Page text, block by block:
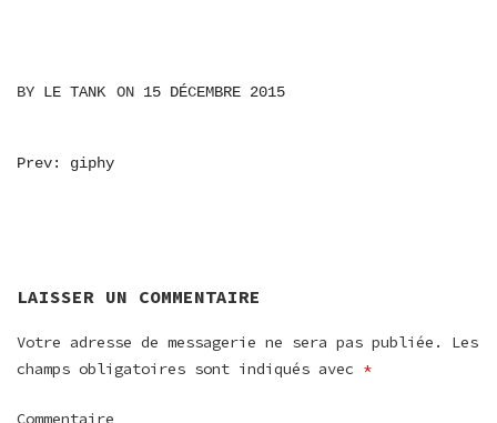
BY LE TANK ON 15 DÉCEMBRE 2015
NAVIGATION
Prev: giphy
LAISSER UN COMMENTAIRE
Votre adresse de messagerie ne sera pas publiée.
Les
champs obligatoires sont indiqués avec *
Commentaire